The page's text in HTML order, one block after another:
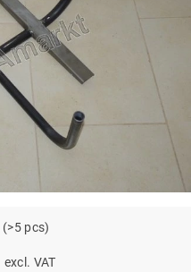
(>5 pcs)
€154,31 excl. VAT